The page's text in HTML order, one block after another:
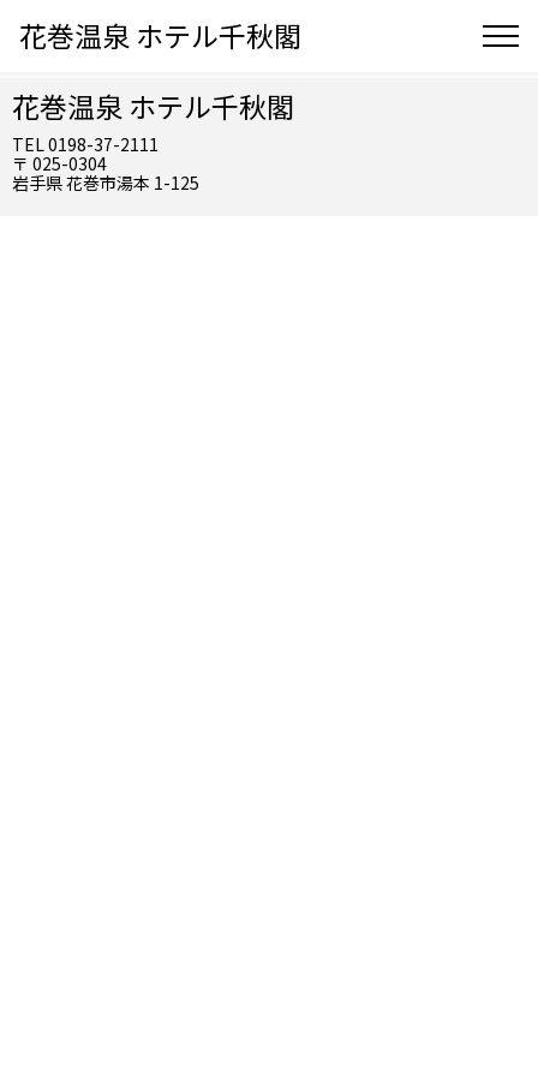
花巻温泉 ホテル千秋閣
花巻温泉 ホテル千秋閣
TEL 0198-37-2111
〒 025-0304
岩手県 花巻市湯本 1-125